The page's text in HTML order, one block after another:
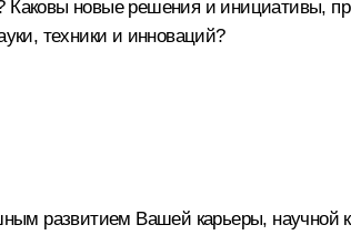
Каковы новые решения и инициативы,
техники и инноваций?
развитием Вашей карьеры, научной